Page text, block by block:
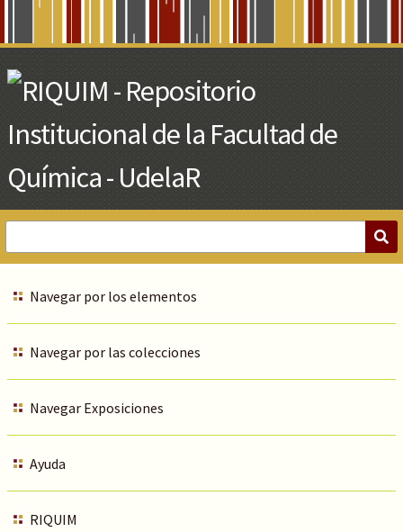
Main
Content
Navegar por los elementos
Navegar por las colecciones
Navegar Exposiciones
Ayuda
RIQUIM